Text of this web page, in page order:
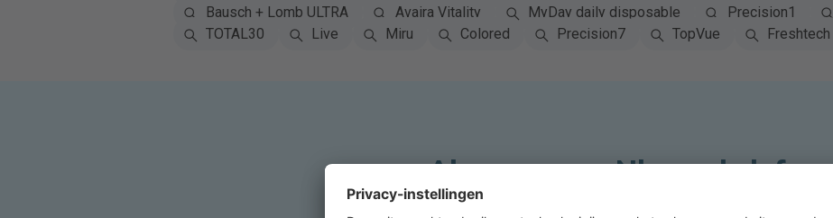
Bausch + Lomb ULTRA
Avaira Vitality MyDay daily disposable Precision1
TOTAL30
Live Miru Colored Precision7 TopVue Freshtech
Abonneer op Nieuwsbrief